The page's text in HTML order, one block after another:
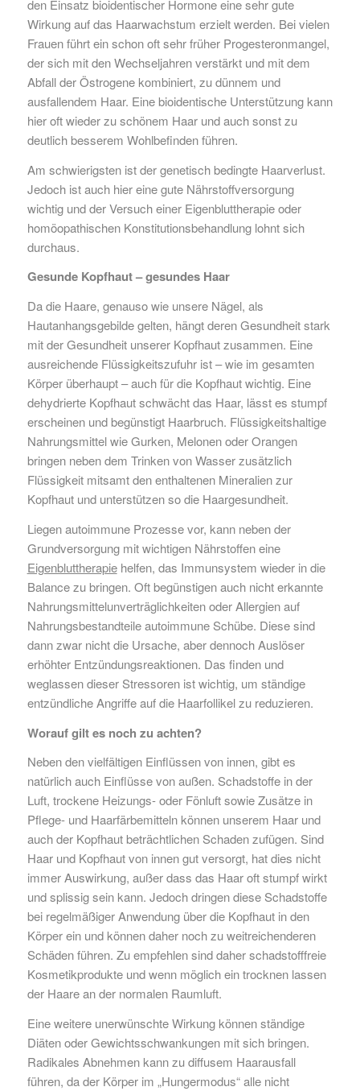
den Einsatz bioidentischer Hormone eine sehr gute
Wirkung auf das Haarwachstum erzielt werden. Bei vielen
Frauen führt ein schon oft sehr früher Progesteronmangel,
der sich mit den Wechseljahren verstärkt und mit dem
Abfall der Östrogene kombiniert, zu dünnem und
ausfallendem Haar. Eine bioidentische Unterstützung kann
hier oft wieder zu schönem Haar und auch sonst zu
deutlich besserem Wohlbefinden führen.
Am schwierigsten ist der genetisch bedingte Haarverlust.
Jedoch ist auch hier eine gute Nährstoffversorgung
wichtig und der Versuch einer Eigenbluttherapie oder
homöopathischen Konstitutionsbehandlung lohnt sich
durchaus.
Gesunde Kopfhaut – gesundes Haar
Da die Haare, genauso wie unsere Nägel, als
Hautanhangsgebilde gelten, hängt deren Gesundheit stark
mit der Gesundheit unserer Kopfhaut zusammen. Eine
ausreichende Flüssigkeitszufuhr ist – wie im gesamten
Körper überhaupt – auch für die Kopfhaut wichtig. Eine
dehydrierte Kopfhaut schwächt das Haar, lässt es stumpf
erscheinen und begünstigt Haarbruch. Flüssigkeitshaltige
Nahrungsmittel wie Gurken, Melonen oder Orangen
bringen neben dem Trinken von Wasser zusätzlich
Flüssigkeit mitsamt den enthaltenen Mineralien zur
Kopfhaut und unterstützen so die Haargesundheit.
Liegen autoimmune Prozesse vor, kann neben der
Grundversorgung mit wichtigen Nährstoffen eine
Eigenbluttherapiehelfen, das Immunsystem wieder in die
Balance zu bringen. Oft begünstigen auch nicht erkannte
Nahrungsmittelunverträglichkeiten oder Allergien auf
Nahrungsbestandteile autoimmune Schübe. Diese sind
dann zwar nicht die Ursache, aber dennoch Auslöser
erhöhter Entzündungsreaktionen. Das finden und
weglassen dieser Stressoren ist wichtig, um ständige
entzündliche Angriffe auf die Haarfollikel zu reduzieren.
Worauf gilt es noch zu achten?
Neben den vielfältigen Einflüssen von innen, gibt es
natürlich auch Einflüsse von außen. Schadstoffe in der
Luft, trockene Heizungs- oder Fönluft sowie Zusätze in
Pflege- und Haarfärbemitteln können unserem Haar und
auch der Kopfhaut beträchtlichen Schaden zufügen. Sind
Haar und Kopfhaut von innen gut versorgt, hat dies nicht
immer Auswirkung, außer dass das Haar oft stumpf wirkt
und splissig sein kann. Jedoch dringen diese Schadstoffe
bei regelmäßiger Anwendung über die Kopfhaut in den
Körper ein und können daher noch zu weitreichenderen
Schäden führen. Zu empfehlen sind daher schadstofffreie
Kosmetikprodukte und wenn möglich ein trocknen lassen
der Haare an der normalen Raumluft.
Eine weitere unerwünschte Wirkung können ständige
Diäten oder Gewichtsschwankungen mit sich bringen.
Radikales Abnehmen kann zu diffusem Haarausfall
führen, da der Körper im „Hungermodus“ alle nicht